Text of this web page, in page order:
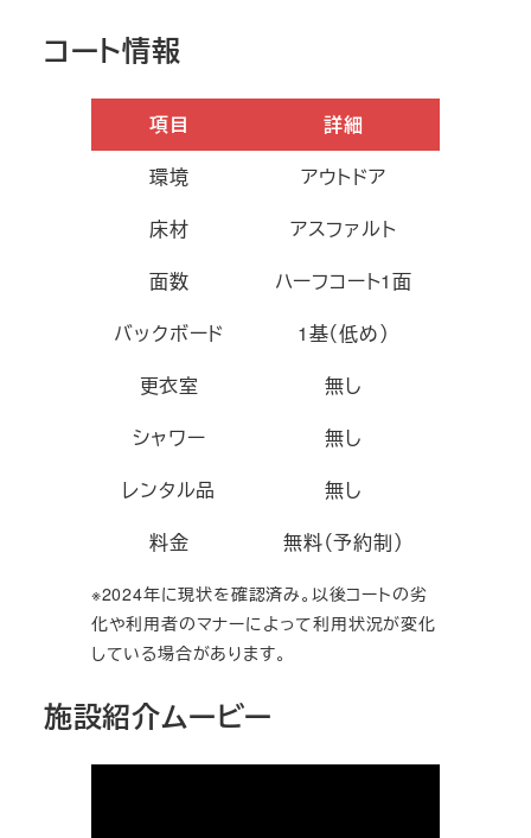
コート情報
項目
詳細
環境
アウトドア
床材
アスファルト
面数
ハーフコート1面
バックボード
1基（低め）
更衣室
無し
シャワー
無し
レンタル品
無し
料金
無料（予約制）
※2024年に現状を確認済み。以後コートの劣
化や利用者のマナーによって利用状況が変化
している場合があります。
施設紹介ムービー